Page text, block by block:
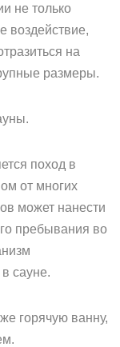
не только
воздействие,
на
размеры.
поход в
от многих
может нанести
пребывания во
сауне.
горячую ванну,